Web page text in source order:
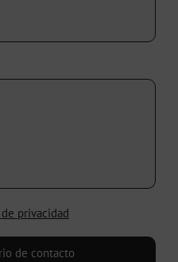
privacidad
de contacto